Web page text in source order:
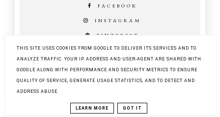
FACEBOOK
INSTAGRAM
PINTEREST
BLOG DESIGN: KAROGRAFIA.PL
THIS SITE USES COOKIES FROM GOOGLE TO DELIVER ITS SERVICES AND TO
ANALYZE TRAFFIC. YOUR IP ADDRESS AND USER-AGENT ARE SHARED WITH
GOOGLE ALONG WITH PERFORMANCE AND SECURITY METRICS TO ENSURE
QUALITY OF SERVICE, GENERATE USAGE STATISTICS, AND TO DETECT AND
ADDRESS ABUSE.
LEARN MORE GOT IT